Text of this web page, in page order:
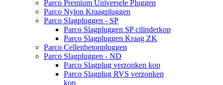
Parco Premium Universele Pluggen
Parco Nylon Kraagpluggen
Parco Slagpluggen - SP
Parco Slagpluggen SP cilinderkop
Parco Slagpluggen Kraag ZK
Parco Cellenbetonpluggen
Parco Slagpluggen - ND
Parco Slagplug verzonken kop
Parco Slagplug RVS verzonken
kop